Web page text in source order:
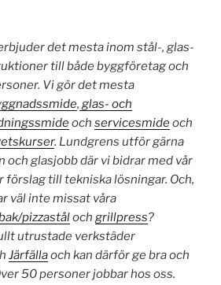
det mesta inom stål-, glas-
till både byggföretag och
Vi gör det mesta
, glas- och
och servicesmideoch
. Lundgrens utför gärna
och glasjobb där vi bidrar med vår
förslag till tekniska lösningar. Och,
väl inte missat våra
pizzaståloch grillpress?
utrustade verkstäder
Järfällaoch kan därför ge bra och
50 personer jobbar hos oss.